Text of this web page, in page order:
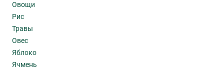
Овощи
Рис
Травы
Овес
Яблоко
Ячмень